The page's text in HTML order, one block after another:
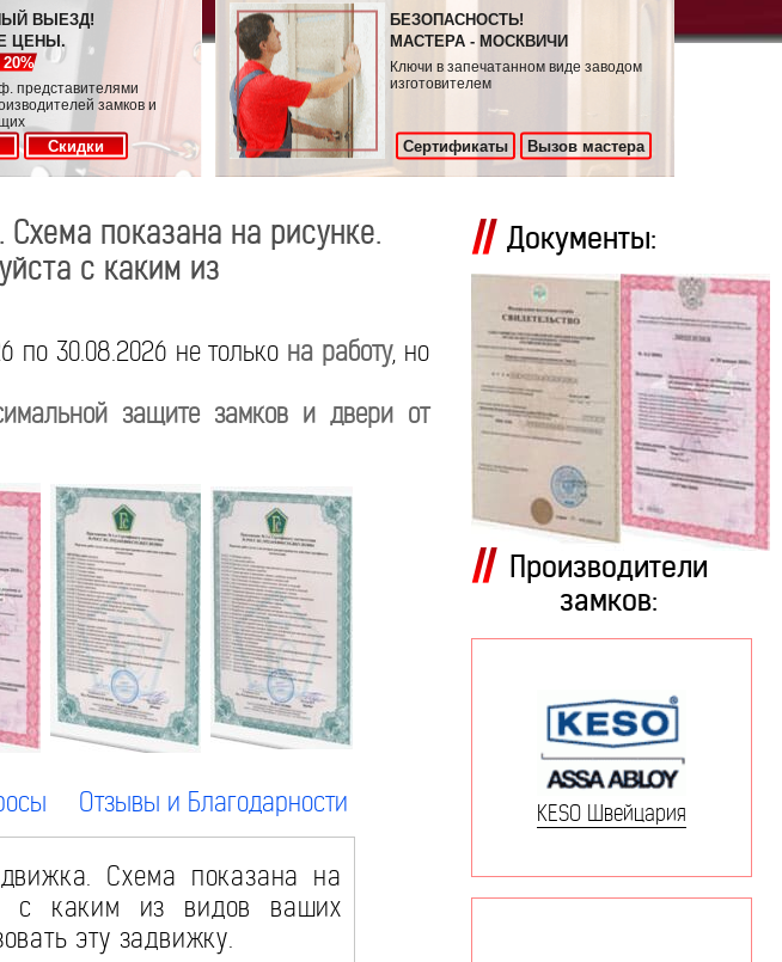
ВЫЕЗД!
ЦЕНЫ.
представителями
замков и
Скидки
БЕЗОПАСНОСТЬ!
МАСТЕРА - МОСКВИЧИ
Ключи в запечатанном виде заводом
изготовителем
Сертификаты Вызов мастера
показана на рисунке.
с каким из
по 30.08.2026 не только на работу, но
защите замков и двери от
Отзывы и Благодарности
Схема показана на
с каким из видов ваших
эту задвижку.
Документы:
Производители
замков:
KESO Швейцария